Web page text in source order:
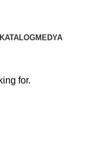
MEDYA
for.